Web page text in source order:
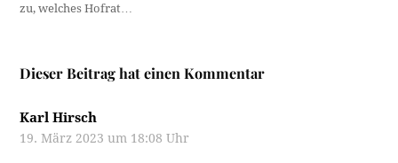
zu, welches Hofrat…
Dieser Beitrag hat einen Kommentar
Karl Hirsch
19. März 2023 um 18:08 Uhr